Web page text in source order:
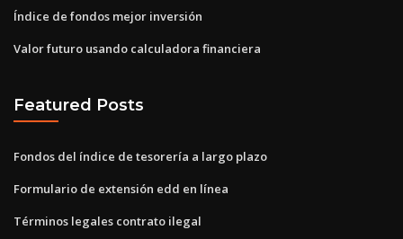
Índice de fondos mejor inversión
Valor futuro usando calculadora financiera
Featured Posts
Fondos del índice de tesorería a largo plazo
Formulario de extensión edd en línea
Términos legales contrato ilegal